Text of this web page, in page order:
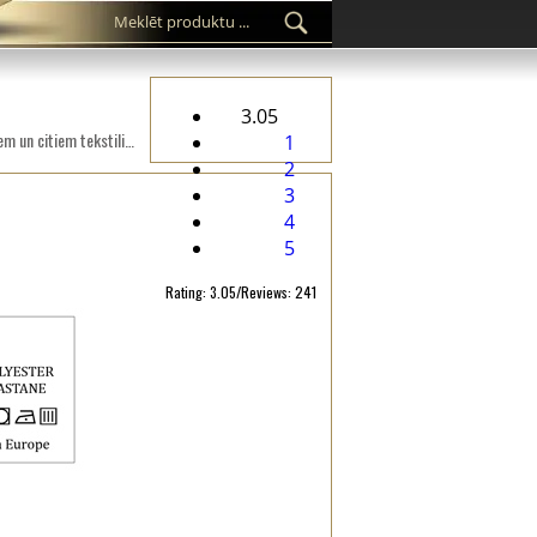
3.05
1
2
3
4
5
Rating: 3.05/Reviews: 241